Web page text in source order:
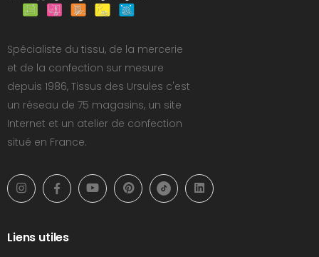
Spécialiste du tissu, de la mercerie
et de la confection sur mesure
depuis 1986, Tissus des Ursules c'est
un réseau de 75 magasins, un site
Internet et un atelier de confection
situé en France.
Liens utiles